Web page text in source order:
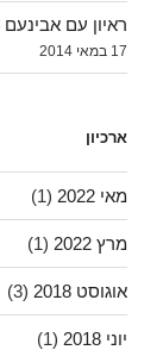
ראיון עם אבינעם #3 – בוני גיטרות
17 במאי 2014
ארכיון
מאי 2022 (1)
מרץ 2022 (1)
אוגוסט 2018 (3)
יוני 2018 (1)